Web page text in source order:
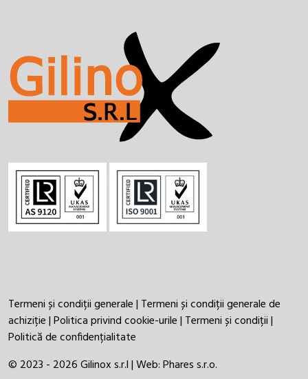
Termeni și condiții generale| Termeni și condiții generale de
achiziție|Politica privind cookie-urile| Termeni și condiții|
Politică de confidențialitate
© 2023 - 2026 Gilinox s.r.l | Web:Phares s.r.o.